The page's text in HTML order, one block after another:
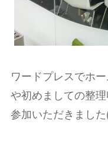
ワードプレスでホ
や初めましての整
参加いただきました